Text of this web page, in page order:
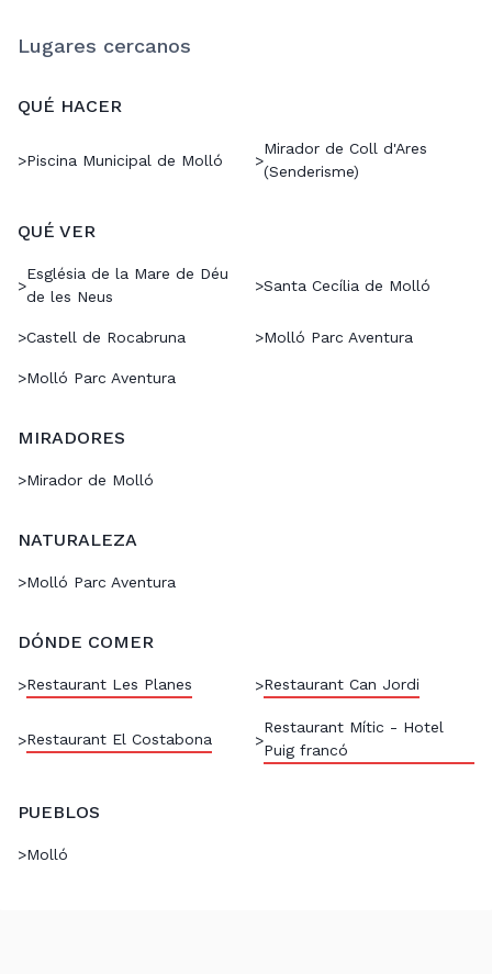
Lugares cercanos
QUÉ HACER
>Piscina Municipal de Molló >
Mirador de Coll d'Ares
(Senderisme)
QUÉ VER
>
Església de la Mare de Déu
de les Neus
>Santa Cecília de Molló
>Castell de Rocabruna >Molló Parc Aventura
>Molló Parc Aventura
MIRADORES
>Mirador de Molló
NATURALEZA
>Molló Parc Aventura
DÓNDE COMER
>Restaurant Les Planes >Restaurant Can Jordi
>Restaurant El Costabona >
Restaurant Mític - Hotel
Puig francó
PUEBLOS
>Molló